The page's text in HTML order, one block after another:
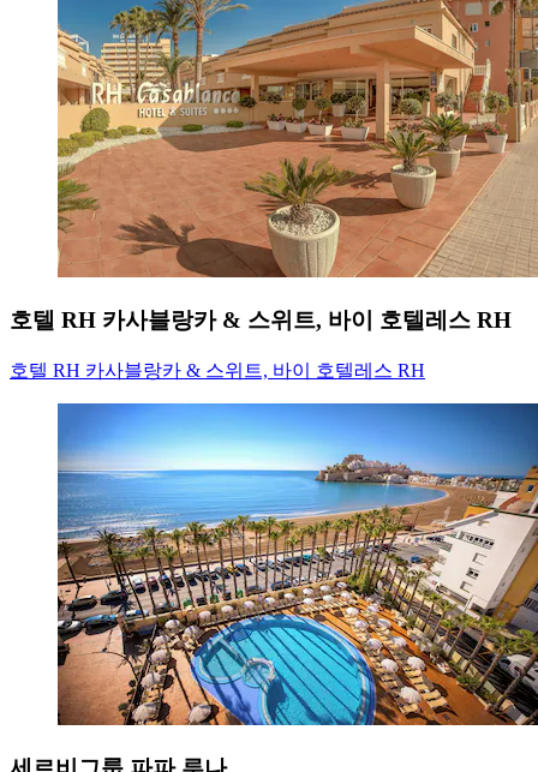
호텔 RH 카사블랑카 & 스위트, 바이 호텔레스 RH
호텔 RH 카사블랑카 & 스위트, 바이 호텔레스 RH